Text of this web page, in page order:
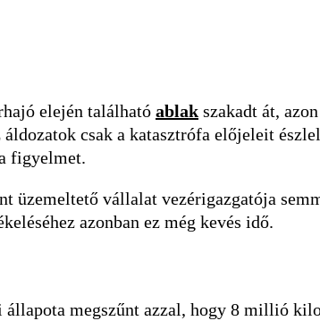
elején található ablak szakadt át,
csak a katasztrófa előjeleit
figyelmet.
üzemeltető vállalat vezérigazgatója
azonban ez még kevés idő.
állapota megszűnt azzal, hogy 8 millió